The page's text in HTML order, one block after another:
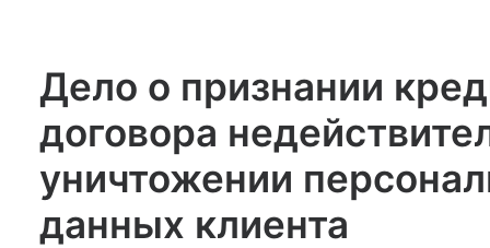
Дело о признании
договора
уничтожении
данных клиента